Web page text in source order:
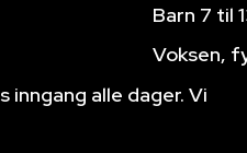
Barn 7 til
Voksen,
inngang alle dager. Vi